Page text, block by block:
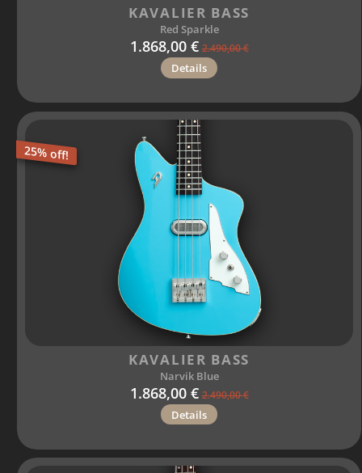
1.868,00 € 2.490,00 €
KAVALIER BASS
Red Sparkle
Details
25% off!
1.868,00 € 2.490,00 €
KAVALIER BASS
Narvik Blue
Details